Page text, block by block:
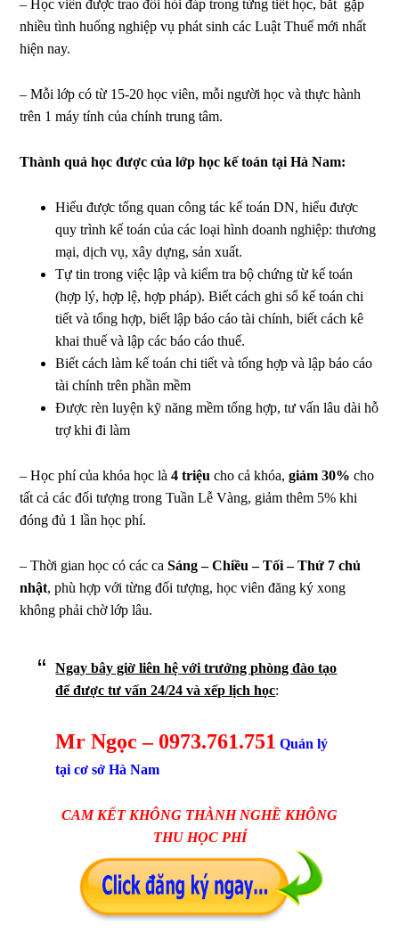
– Học viên được trao đổi hỏi đáp trong từng tiết học, bắt gặp
nhiều tình huống nghiệp vụ phát sinh các Luật Thuế mới nhất
hiện nay.
– Mỗi lớp có từ 15-20 học viên, mỗi người học và thực hành
trên 1 máy tính của chính trung tâm.
Thành quả học được của lớp học kế toán tại Hà Nam:
Hiểu được tổng quan công tác kế toán DN, hiểu được
quy trình kế toán của các loại hình doanh nghiệp: thương
mại, dịch vụ, xây dựng, sản xuất.
Tự tin trong việc lập và kiểm tra bộ chứng từ kế toán
(hợp lý, hợp lệ, hợp pháp). Biết cách ghi sổ kế toán chi
tiết và tổng hợp, biết lập báo cáo tài chính, biết cách kê
khai thuế và lập các báo cáo thuế.
Biết cách làm kế toán chi tiết và tổng hợp và lập báo cáo
tài chính trên phần mềm
Được rèn luyện kỹ năng mềm tổng hợp, tư vấn lâu dài hỗ
trợ khi đi làm
– Học phí của khóa học là4 triệu cho cả khóa,giảm 30% cho
tất cả các đối tượng trong Tuần Lễ Vàng, giảm thêm 5% khi
đóng đủ 1 lần học phí.
– Thời gian học có các caSáng – Chiều – Tối – Thứ 7 chủ
nhật, phù hợp với từng đối tượng, học viên đăng ký xong
không phải chờ lớp lâu.
Ngay bây giờ liên hệ với trưởng phòng đào tạo
để được tư vấn 24/24 và xếp lịch học:
Mr Ngọc – 0973.761.751 Quản lý
tại cơ sở Hà Nam
CAM KẾT KHÔNG THÀNH NGHỀ KHÔNG
THU HỌC PHÍ